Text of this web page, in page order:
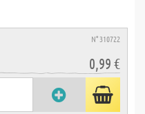
N° 310722
0,99 €